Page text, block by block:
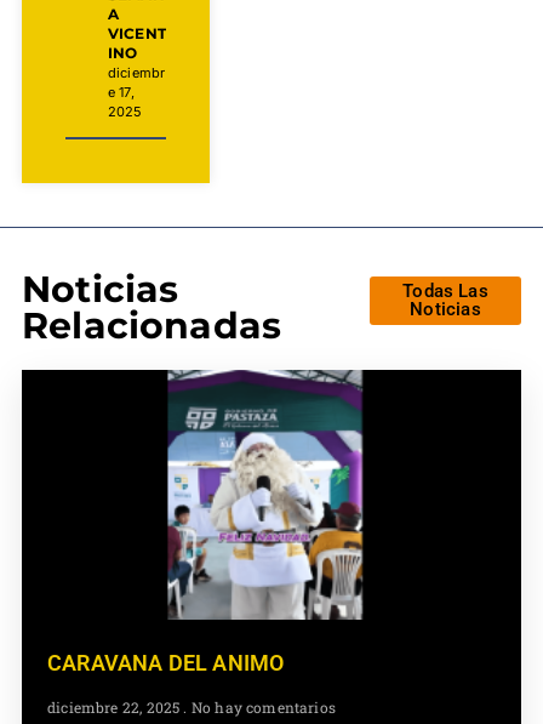
A
VICENT
INO
diciembr
e 17,
2025
Noticias
Relacionadas
Todas Las
Noticias
CARAVANA DEL ANIMO
diciembre 22, 2025 No hay comentarios